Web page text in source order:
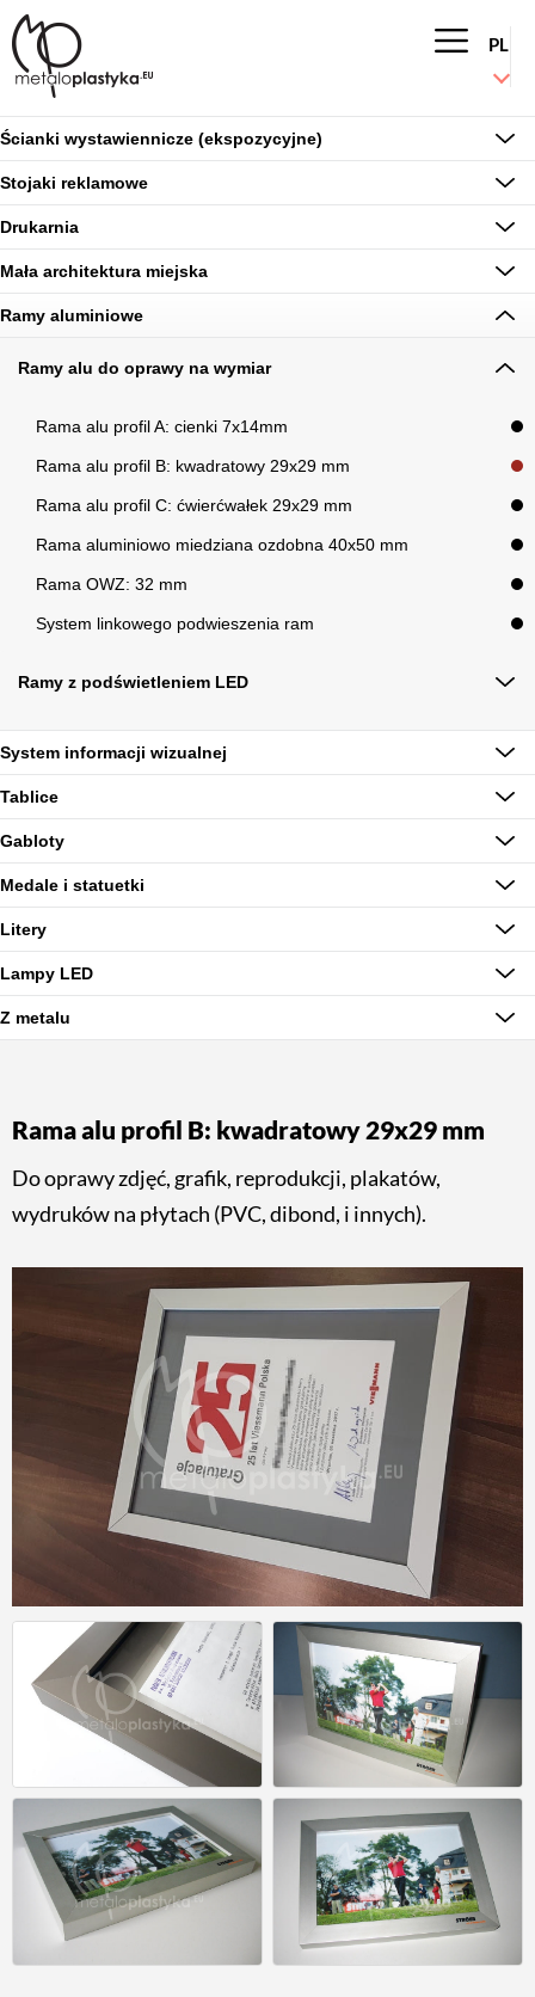
Przejdź
do
treści
PL
Główna
Ścianki wystawiennicze (ekspozycyjne)
Stojaki reklamowe
Drukarnia
Mała architektura miejska
Ramy aluminiowe
Ramy alu do oprawy na wymiar
Rama alu profil A: cienki 7x14mm
Rama alu profil B: kwadratowy 29x29 mm
Rama alu profil C: ćwierćwałek 29x29 mm
Rama aluminiowo miedziana ozdobna 40x50 mm
Rama OWZ: 32 mm
System linkowego podwieszenia ram
Ramy z podświetleniem LED
System informacji wizualnej
Tablice
Gabloty
Medale i statuetki
Litery
Lampy LED
Z metalu
Rama alu profil B: kwadratowy 29x29 mm
Do oprawy zdjęć, grafik, reprodukcji, plakatów,
wydruków na płytach (PVC, dibond, i innych).